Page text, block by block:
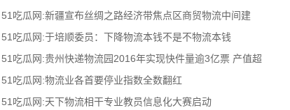
51吃瓜网:新疆宣布丝绸之路经济带焦点区商贸物流中间建
51吃瓜网:于培顺委员：下降物流本钱不是不物流本钱
51吃瓜网:贵州快递物流园2016年实现快件量逾3亿票 产值超
51吃瓜网:物流业各首要停业指数全数翻红
51吃瓜网:天下物流相干专业教员信息化大赛启动